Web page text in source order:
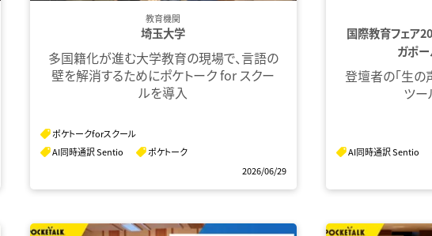
教育機関
埼玉大学
多国籍化が進む大学教育の現場で、言語の
壁を解消するためにポケトーク for スクー
ルを導入
AI同時通訳 Sentio ポケトーク
ポケトークforスクール
2026/06/29
国際教育フェア
ガポ
登壇者の「生の
ツー
AI同時通訳 Sentio